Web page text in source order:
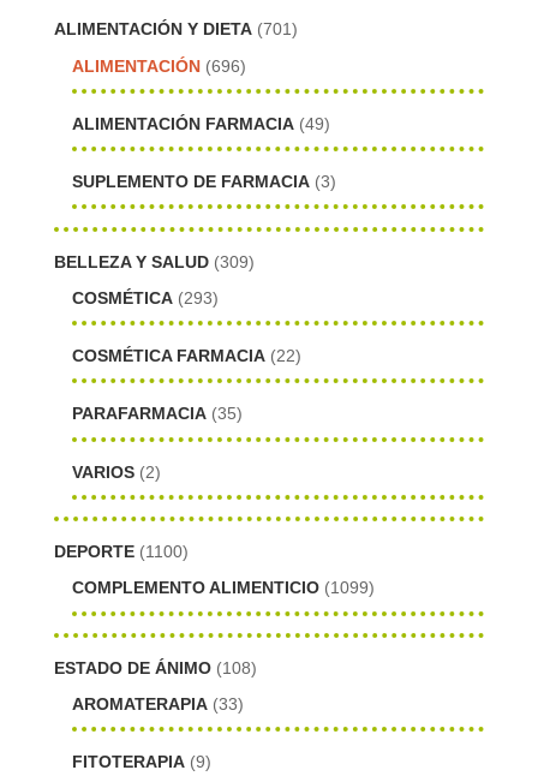
ALIMENTACIÓN Y DIETA (701)
ALIMENTACIÓN (696)
ALIMENTACIÓN FARMACIA (49)
SUPLEMENTO DE FARMACIA (3)
BELLEZA Y SALUD (309)
COSMÉTICA (293)
COSMÉTICA FARMACIA (22)
PARAFARMACIA (35)
VARIOS (2)
DEPORTE (1100)
COMPLEMENTO ALIMENTICIO (1099)
ESTADO DE ÁNIMO (108)
AROMATERAPIA (33)
FITOTERAPIA (9)